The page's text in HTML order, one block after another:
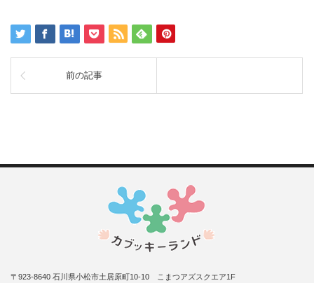
前の記事
〒923-8640 石川県小松市土居原町10-10 こまつアズスクエア1F